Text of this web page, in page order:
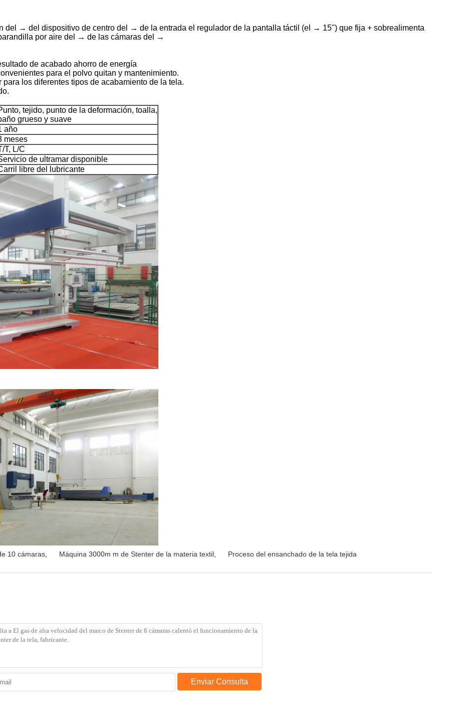
del → del dispositivo de centro del → de la entrada el regulador de la pantalla táctil (el → 15") que fija + sobrealimenta
por aire del → de las cámaras del →
de acabado ahorro de energía
para el polvo quitan y mantenimiento.
los diferentes tipos de acabamiento de la tela.
tejido, punto de la deformación, toalla,
grueso y suave
año
meses
T, L/C
de ultramar disponible
libre del lubricante
10 cámaras Máquina 3000m m de Stenter de la materia textil Proceso del ensanchado de la tela tejida
Enviar Consulta